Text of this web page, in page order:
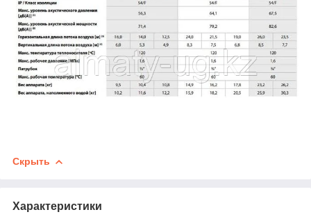
Скрыть
Характеристики